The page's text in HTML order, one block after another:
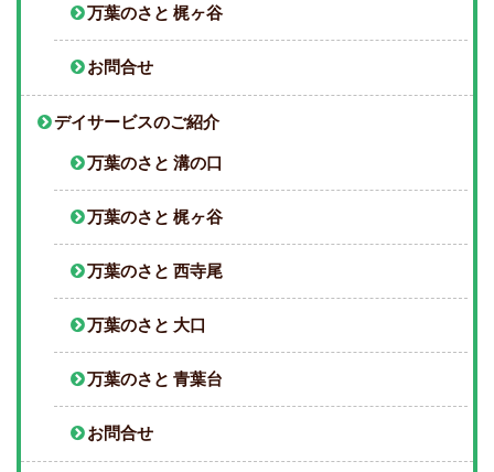
万葉のさと 梶ヶ谷
お問合せ
デイサービスのご紹介
万葉のさと 溝の口
万葉のさと 梶ヶ谷
万葉のさと 西寺尾
万葉のさと 大口
万葉のさと 青葉台
お問合せ